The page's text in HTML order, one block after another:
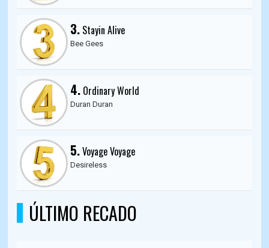
3. Stayin Alive
Bee Gees
4. Ordinary World
Duran Duran
5.Voyage Voyage
Desireless
ÚLTIMO RECADO